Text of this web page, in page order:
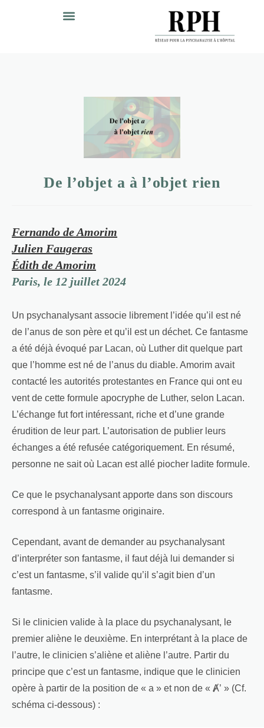
De l’objet a à l’objet rien
Fernando de Amorim
Julien Faugeras
Édith de Amorim
Paris, le 12 juillet 2024
Un psychanalysant associe librement l’idée qu’il est né
de l’anus de son père et qu’il est un déchet. Ce fantasme
a été déjà évoqué par Lacan, où Luther dit quelque part
que l’homme est né de l’anus du diable. Amorim avait
contacté les autorités protestantes en France qui ont eu
vent de cette formule apocryphe de Luther, selon Lacan.
L’échange fut fort intéressant, riche et d’une grande
érudition de leur part. L’autorisation de publier leurs
échanges a été refusée catégoriquement. En résumé,
personne ne sait où Lacan est allé piocher ladite formule.
Ce que le psychanalysant apporte dans son discours
correspond à un fantasme originaire.
Cependant, avant de demander au psychanalysant
d’interpréter son fantasme, il faut déjà lui demander si
c’est un fantasme, s’il valide qu’il s’agit bien d’un
fantasme.
Si le clinicien valide à la place du psychanalysant, le
premier aliène le deuxième. En interprétant à la place de
l’autre, le clinicien s’aliène et aliène l’autre. Partir du
principe que c’est un fantasme, indique que le clinicien
opère à partir de la position de « a » et non de « Ⱥ’ » (Cf.
schéma ci-dessous) :